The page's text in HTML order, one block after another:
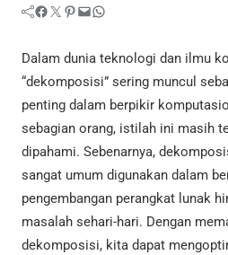
Facebook Twitter Pinterest Mail WhatsApp
Dalam dunia teknologi dan ilmu
“dekomposisi” sering muncul
penting dalam berpikir
sebagian orang, istilah ini masih
dipahami. Sebenarnya,
sangat umum digunakan dalam
pengembangan perangkat lunak
masalah sehari-hari. Dengan
dekomposisi, kita dapat